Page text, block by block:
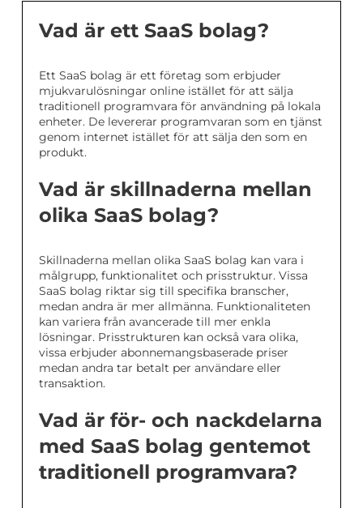
Vad är ett SaaS bolag?
Ett SaaS bolag är ett företag som erbjuder
mjukvarulösningar online istället för att sälja
traditionell programvara för användning på lokala
enheter. De levererar programvaran som en tjänst
genom internet istället för att sälja den som en
produkt.
Vad är skillnaderna mellan
olika SaaS bolag?
Skillnaderna mellan olika SaaS bolag kan vara i
målgrupp, funktionalitet och prisstruktur. Vissa
SaaS bolag riktar sig till specifika branscher,
medan andra är mer allmänna. Funktionaliteten
kan variera från avancerade till mer enkla
lösningar. Prisstrukturen kan också vara olika,
vissa erbjuder abonnemangsbaserade priser
medan andra tar betalt per användare eller
transaktion.
Vad är för- och nackdelarna
med SaaS bolag gentemot
traditionell programvara?